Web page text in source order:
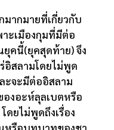
ากมายที่เกี่ยวกับ
ะเมืองกุมที่มีต่อ
ยุคนี้(ยุคสุดท้าย)​ จึง
อิสลามโดยไม่พูด
ะจะมีต่ออิสลาม
องอะห์ลุลเบตหรือ
ดยไม่พูดถึงเรื่อง